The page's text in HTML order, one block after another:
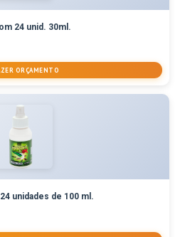
24 unid. 30ml.
ORÇAMENTO
unidades de 100 ml.